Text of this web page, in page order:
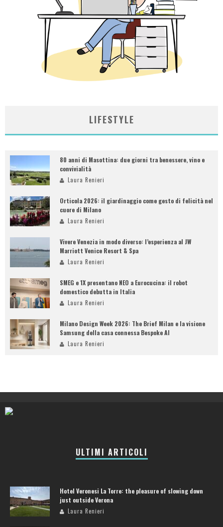
LIFESTYLE
80 anni di Masottina: due giorni tra benessere, vino e
convivialità
Laura Renieri
Orticola 2026: il giardinaggio come gesto di felicità nel
cuore di Milano
Laura Renieri
Vivere Venezia in modo diverso: l’esperienza al JW
Marriott Venice Resort & Spa
Laura Renieri
SMEG e 1X presentano NEO a Eurocucina: il robot
domestico debutta in Italia
Laura Renieri
Milano Design Week 2026: The Brief Milan e la visione
Samsung della casa connessa Bespoke AI
Laura Renieri
ULTIMI ARTICOLI
Hotel Veronesi La Torre: the pleasure of slowing down
just outside Verona
Laura Renieri